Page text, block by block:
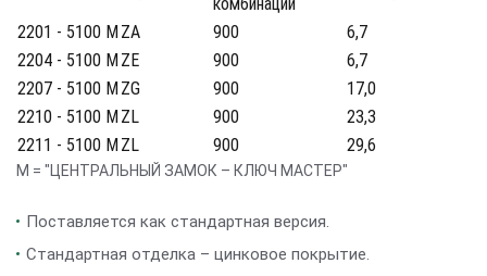
2201 - 5100 MZA 900
6,7
2204 - 5100 MZE 900
6,7
2207 - 5100 MZG 900
17,0
2210 - 5100 MZL 900
23,3
2211 - 5100 MZL 900 29,6
M = "ЦЕНТРАЛЬНЫЙ ЗАМОК – КЛЮЧ МАСТЕР"
Поставляется как стандартная версия.
Стандартная отделка – цинковое покрытие.